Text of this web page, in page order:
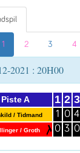
2 3 4
2021 : 20H00
Piste A
/ Tidmand
/ Groth
1
1
0
2
0
3
3
4
0